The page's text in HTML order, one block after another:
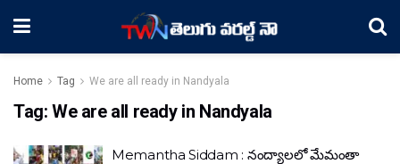
Home Tag We are all ready in Nandyala
Tag: We are all ready in Nandyala
Memantha Siddam : నంద్యాలలో మేమంతా